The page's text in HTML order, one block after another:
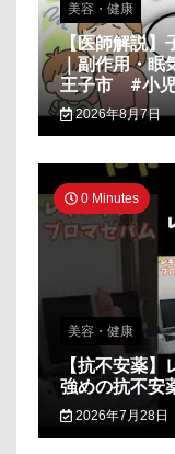
美容・健康
【医師解説】
｜副作用・
王子市 #小
2026年8月7日
0 Minutes
美容・健康
【抗不安薬】
強めの抗不安
2026年7月28日